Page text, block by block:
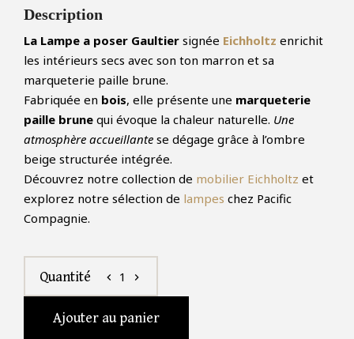
Description
La Lampe a poser Gaultier signée Eichholtz enrichit
les intérieurs secs avec son ton marron et sa
marqueterie paille brune.
Fabriquée en bois, elle présente une marqueterie
paille brune qui évoque la chaleur naturelle. Une
atmosphère accueillante se dégage grâce à l’ombre
beige structurée intégrée.
Découvrez notre collection de mobilier Eichholtz et
explorez notre sélection de lampes chez Pacific
Compagnie.
Quantité chevron_left 1 chevron_right
Ajouter au panier